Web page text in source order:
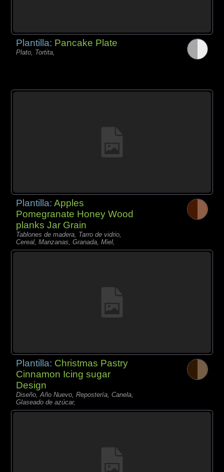
Plantilla: Pancake Plate
Plato, Tortita,
Plantilla:Apples
Pomegranate Honey Wood
planks Jar Grain
Tablones de madera, Tarro de vidrio,
Cereal, Manzanas, Granada, Miel,
Plantilla: Christmas Pastry
Cinnamon Icing sugar
Design
Diseño, Año Nuevo, Repostería, Canela,
Glaseado de azúcar,